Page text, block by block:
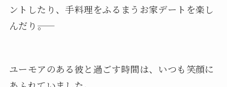
ントしたり、手料理をふるまうお家デートを楽し
んだり――。
ユーモアのある彼と過ごす時間は、いつも笑顔に